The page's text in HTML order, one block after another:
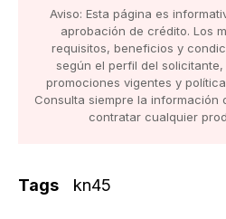
Aviso: Esta página es
aprobación de crédito. Los
requisitos, beneficios y
según el perfil del
promociones vigentes y
Consulta siempre la información
contratar cualquier
Tags kn45